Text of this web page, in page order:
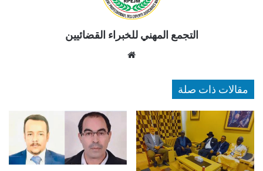
التجمع المهني للخبراء القضائيين
مقالات ذات صلة